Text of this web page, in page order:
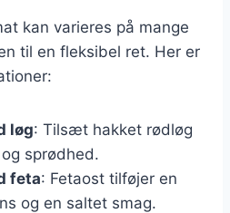
kan varieres på mange
til en fleksibel ret. Her er
løg: Tilsæt hakket rødløg
sprødhed.
feta: Fetaost tilføjer en
og en saltet smag.